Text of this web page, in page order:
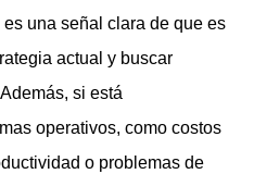
una señal clara de que es
actual y buscar
si está
operativos, como costos
o problemas de